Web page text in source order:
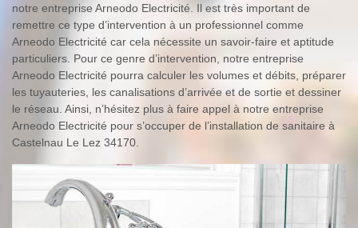
notre entreprise Arneodo Electricité. Il est très important de
remettre ce type d’intervention à un professionnel comme
Arneodo Electricité car cela nécessite un savoir-faire et aptitude
particuliers. Pour ce genre d’intervention, notre entreprise
Arneodo Electricité pourra calculer les volumes et débits, préparer
les tuyauteries, les canalisations d’arrivée et de sortie et dessiner
le réseau. Ainsi, n’hésitez plus à faire appel à notre entreprise
Arneodo Electricité pour s’occuper de l’installation de sanitaire à
Castelnau Le Lez 34170.